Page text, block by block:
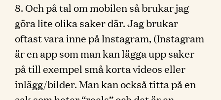
8. Och på tal om mobilen så brukar jag
göra lite olika saker där. Jag brukar
oftast vara inne på Instagram, (Instagram
är en app som man kan lägga upp saker
på till exempel små korta videos eller
inlägg/bilder. Man kan också titta på en